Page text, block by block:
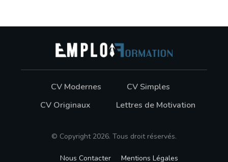
CV Modernes
CV Simples
CV Originaux
Lettres de Motivation
© Copyright 2026. Tous droit réservés.
Nous Contacter Mentions Légales